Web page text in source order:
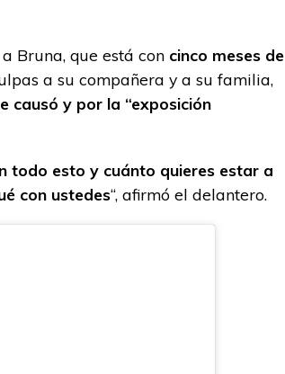
Bruna, que está con cinco meses de
a su compañera y a su familia,
causó y por la “exposición
todo esto y cuánto quieres estar a
con ustedes“, afirmó el delantero.